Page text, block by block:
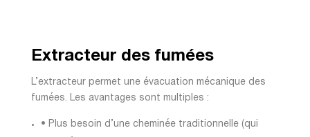
Extracteur des fumées
L’extracteur permet une évacuation mécanique des
fumées. Les avantages sont multiples :
• Plus besoin d’une cheminée traditionnelle (qui